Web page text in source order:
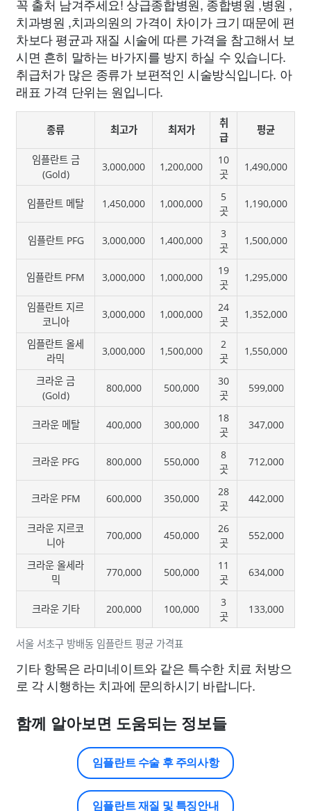
꼭 출처 남겨주세요! 상급종합병원, 종합병원 ,병원 ,
치과병원 ,치과의원의 가격이 차이가 크기 때문에 편
차보다 평균과 재질 시술에 따른 가격을 참고해서 보
시면 흔히 말하는 바가지를 방지 하실 수 있습니다.
취급처가 많은 종류가 보편적인 시술방식입니다. 아
래표 가격 단위는 원입니다.
서울 서초구 방배동 임플란트 평균 가격표
종류 최고가 최저가
취
급
평균
임플란트 금
(Gold)
3,000,000 1,200,000
10
곳
1,490,000
임플란트 메탈 1,450,000 1,000,000
5
곳
1,190,000
임플란트 PFG 3,000,000 1,400,000
3
곳
1,500,000
임플란트 PFM 3,000,000 1,000,000
19
곳
1,295,000
임플란트 지르
코니아
3,000,000 1,000,000
24
곳
1,352,000
임플란트 올세
라믹
3,000,000 1,500,000
2
곳
1,550,000
크라운 금
(Gold)
800,000 500,000
30
곳
599,000
크라운 메탈 400,000 300,000
18
곳
347,000
크라운 PFG 800,000 550,000
8
곳
712,000
크라운 PFM 600,000 350,000
28
곳
442,000
크라운 지르코
니아
700,000 450,000
26
곳
552,000
크라운 올세라
믹
770,000 500,000
11
곳
634,000
크라운 기타 200,000 100,000
3
곳
133,000
기타 항목은 라미네이트와 같은 특수한 치료 처방으
로 각 시행하는 치과에 문의하시기 바랍니다.
함께 알아보면 도움되는 정보들
임플란트 수술 후 주의사항
임플란트 재질 및 특징안내